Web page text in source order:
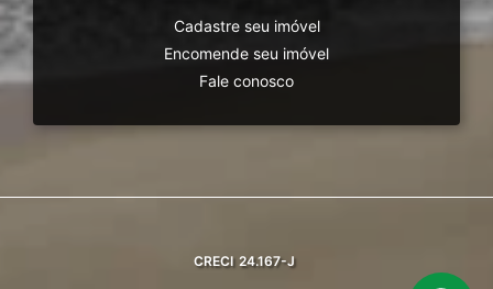
Cadastre seu imóvel
Encomende seu imóvel
Fale conosco
CRECI 24.167-J